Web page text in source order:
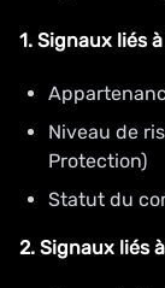
1. Signaux liés
Niveau de
Protection)
Statut du
2. Signaux liés